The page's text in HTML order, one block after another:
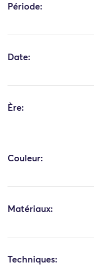
Période:
Date:
Ère:
Couleur:
Matériaux:
Techniques: